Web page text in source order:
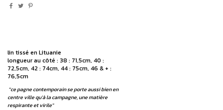
lin tissé en Lituanie
longueur au côté : 38 : 71,5cm, 40 :
72,5cm, 42 : 74cm, 44 : 75cm, 46 & + :
76,5cm
"ce pagne contemporain se porte aussi bien en
centre ville qu'à la campagne, une matière
respirante et virile"